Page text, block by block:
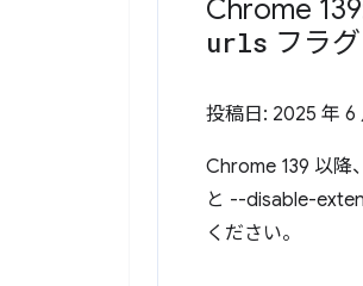
Chrome
urls フラ
投稿日: 2025 年 6
Chrome 139 以
と --disable-
ください。